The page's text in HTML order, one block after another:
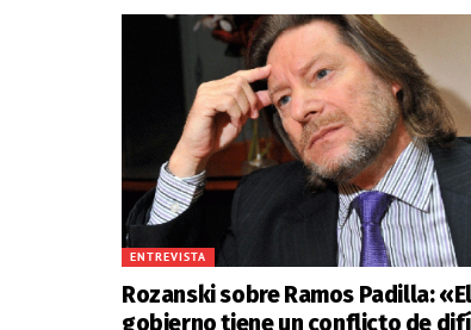
ENTREVISTA
Rozanski sobre Ramos Padilla: «El
gobierno tiene un conflicto de